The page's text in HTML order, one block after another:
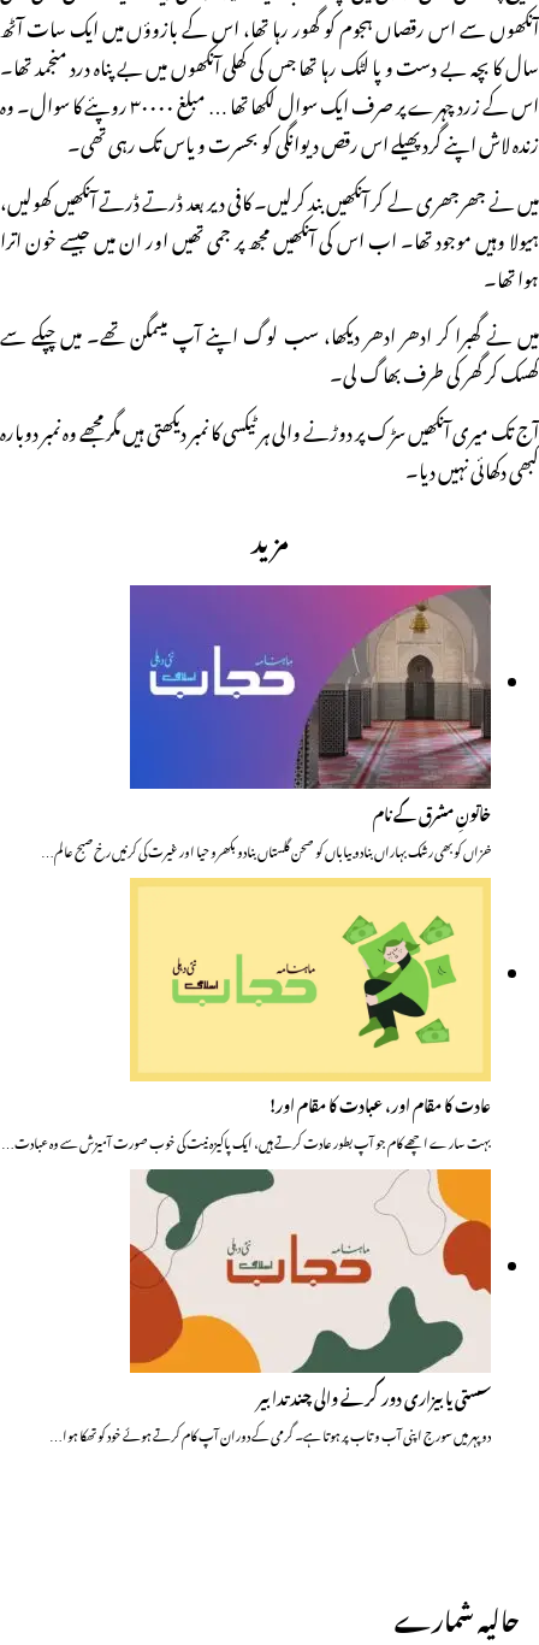
آنکھوں سے اس رقصاں ہجوم کو گھور رہا تھا، اس کے بازوؤں میں ایک سات آٹھ
سال کا بچہ بے دست و پا لٹک رہا تھا جس کی کھلی آنکھوں میں بے پناہ درد منجمد تھا۔
اس کے زرد چہرے پر صرف ایک سوال لکھا تھا … مبلغ ۳۰۰۰۰ روپئے کا سوال۔ وہ
زندہ لاش اپنے گرد پھیلے اس رقص دیوانگی کو بحسرت و یاس تک رہی تھی۔
میں نے جھرجھری لے کر آنکھیں بند کرلیں۔ کافی دیر بعد ڈرتے ڈرتے آنکھیں کھولیں،
ہیولا وہیں موجود تھا۔ اب اس کی آنکھیں مجھ پر جمی تھیں اور ان میں جیسے خون اترا
ہوا تھا۔
میں نے گھبرا کر ادھر ادھر دیکھا، سب لوگ اپنے آپ میںمگن تھے۔ میں چپکے سے
کھسک کر گھر کی طرف بھاگ لی۔
آج تک میری آنکھیں سڑک پر دوڑنے والی ہر ٹیکسی کا نمبر دیکھتی ہیں مگر مجھے وہ نمبر دوبارہ
کبھی دکھائی نہیں دیا۔
مزید
خاتونِ مشرق کے نام
خزاں کو بھی رشک بہاراں بنادو بیاباں کو صحن گلستاں بنادو بکھرو حیا اور غیرت کی کرنیں رخ صبح عالم…
عادت کا مقام اور، عبادت کا مقام اور!
بہت سارے اچھے کام جو آپ بطور عادت کرتے ہیں، ایک پاکیزہ نیت کی خوب صورت آمیزش سے وہ عبادت…
سستی یا بیزاری دور کرنے والی چند تدابیر
دوپہر میں سورج اپنی آب وتاب پر ہوتا ہے۔ گرمی کے دوران آپ کام کرتے ہوئے خود کو تھکا ہوا…
حالیہ شمارے